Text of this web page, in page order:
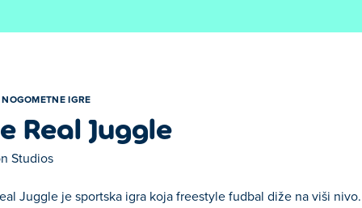
NOGOMETNE IGRE
Real Juggle
Studios
Juggle je sportska igra koja freestyle fudbal diže na viši